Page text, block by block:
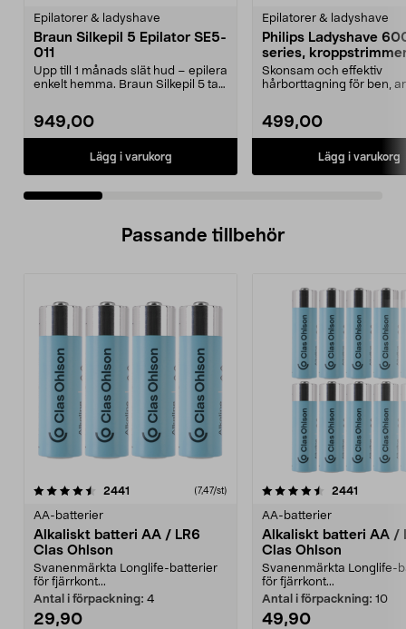
Epilatorer & ladyshave
Braun Silkepil 5 Epilator SE5-
011
Upp till 1 månads slät hud – epilera
enkelt hemma. Braun Silkepil 5 tar
949,00
Lägg i varukorg
Epilatorer & ladyshave
Philips Ladyshave
series,
BRL128/00
Skonsam och effektiv
hårborttagning för ben,
499,00
Lägg i varukorg
Passande tillbehör
2441 (7,47/st)
AA-batterier
Alkaliskt batteri AA / LR6
Clas Ohlson
Svanenmärkta Longlife-batterier
för fjärrkont...
Antal i förpackning: 4
29,90
4.5av 5 stjärnor 2441
AA-batterier
Alkaliskt batteri AA /
Clas Ohlson
Svanenmärkta Longlife-
för fjärrkont...
Antal i förpackning: 10
49,90
4.5av 5 stjärnor